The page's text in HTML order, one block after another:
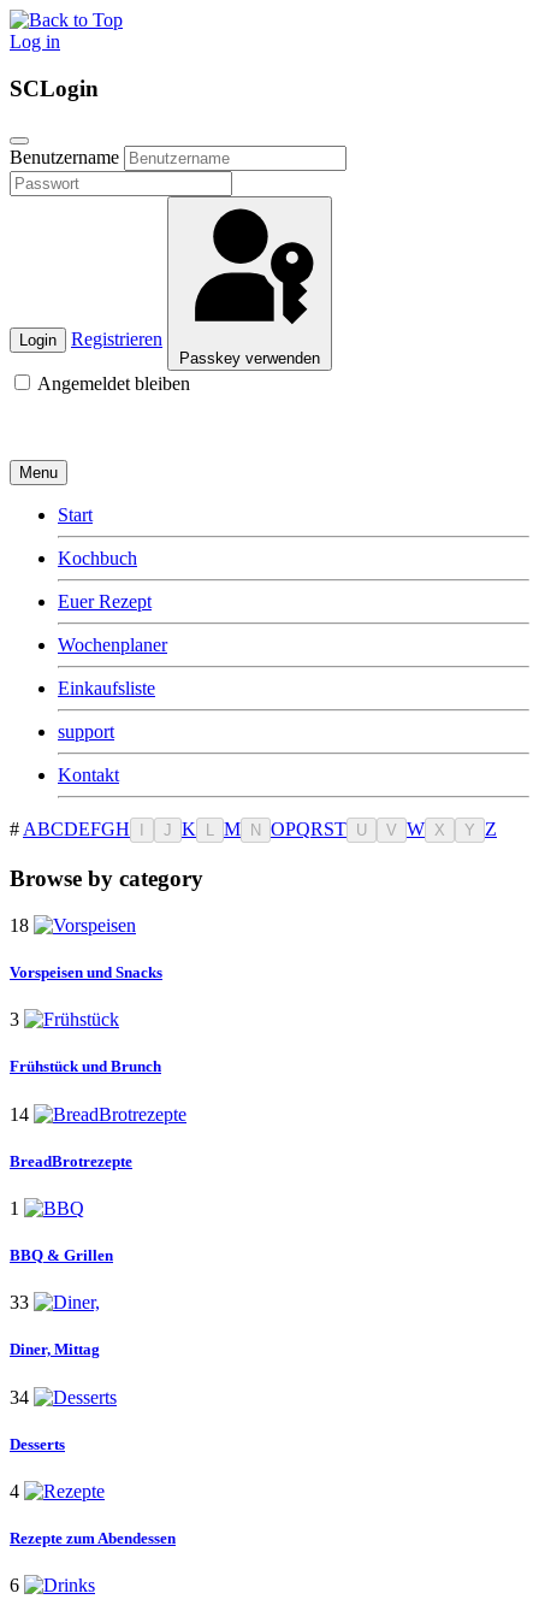
Log in
SCLogin
Benutzername
Login Registrieren
Passkey verwenden
Angemeldet bleiben
Menu
Start
Kochbuch
Euer Rezept
Wochenplaner
Einkaufsliste
support
Kontakt
#ABCDEFGH J K L M N OPQRST U V W X Y Z
Browse by category
18
Vorspeisen und Snacks
3
Frühstückund Brunch
14
BreadBrotrezepte
1
BBQ & Grillen
33
Diner, Mittag
34
Desserts
4
Rezepte zum Abendessen
6